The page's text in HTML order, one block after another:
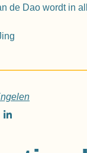
de Dao wordt in
S